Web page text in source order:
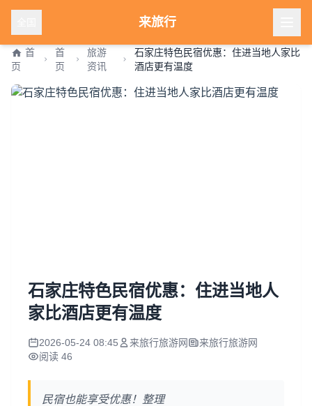
来旅行
首
页
首
页
旅游
资讯
石家庄特色民宿优惠：住进当地人家比
酒店更有温度
石家庄特色民宿优惠：住进当地人
家比酒店更有温度
2026-05-24 08:45 来旅行旅游网
来旅行旅游网
阅读 46
民宿也能享受优惠！整理